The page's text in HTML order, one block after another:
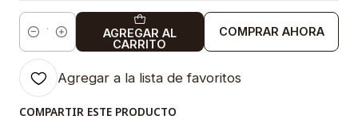
Cantidad
AGREGAR AL
CARRITO
COMPRAR AHORA
Agregar a la lista de favoritos
COMPARTIR ESTE PRODUCTO